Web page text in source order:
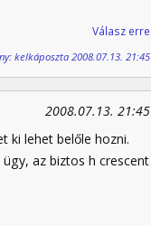
Válasz erre
kelkáposzta 2008.07.13. 21:45
2008.07.13. 21:45
ki lehet belőle hozni.
az biztos h crescent